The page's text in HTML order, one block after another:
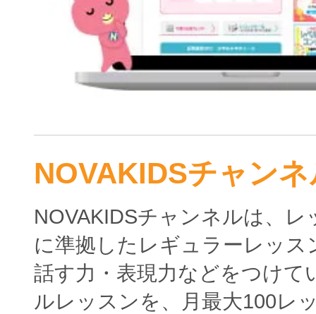
NOVAKIDSチャン
NOVAKIDSチャンネルは、
に準拠したレギュラーレッス
話す力・表現力などをつけて
ルレッスンを、月最大100レ